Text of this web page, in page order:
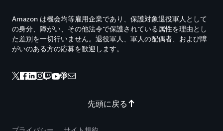
先頭に戻る
Amazon は機会均等雇用企業であり、保護対象退役軍人として
の身分、障がい、その他法令で保護されている属性を理由とし
た差別を一切行いません。退役軍人、軍人の配偶者、および障
がいのある方の応募を歓迎します。